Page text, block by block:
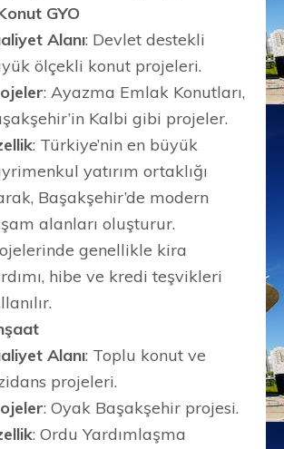
GYO
Alanı: Devlet destekli
ölçekli konut projeleri.
: Ayazma Emlak Konutları,
Kalbi gibi projeler.
: Türkiye’nin en büyük
yatırım ortaklığı
Başakşehir’de modern
alanları oluşturur.
genellikle kira
hibe ve kredi teşvikleri
Alanı: Toplu konut ve
projeleri.
: Oyak Başakşehir projesi.
: Ordu Yardımlaşma